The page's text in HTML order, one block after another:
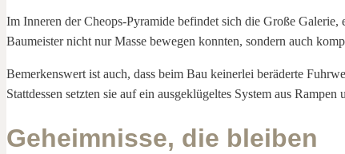
Im Inneren der Cheops-Pyramide befindet sich die Große
Baumeister nicht nur Masse bewegen konnten, sondern auch
Bemerkenswert ist auch, dass beim Bau keinerlei beräderte
Stattdessen setzten sie auf ein ausgeklügeltes System aus Rampen
Geheimnisse, die bleiben